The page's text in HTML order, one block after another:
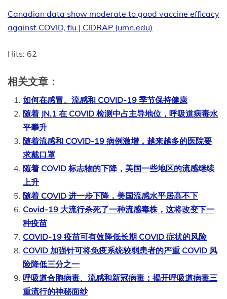
Canadian data show moderate to good vaccine efficacy
against COVID, flu | CIDRAP (umn.edu)
Hits: 62
相关文章：
如何在感冒、流感和 COVID-19 季节保持健康
随着 JN.1 在 COVID 检测中占主导地位，呼吸道病毒水
平攀升
随着流感和 COVID-19 病例激增，越来越多的医院要
求戴口罩
随着 COVID 标志物的下降，美国一些地区的流感继续
上升
随着 COVID 进一步下降，美国流感水平居高不下
Covid-19 大流行杀死了一种流感毒株，这将改变下一
种疫苗
COVID-19 疫苗可有效降低长期 COVID 症状的风险
COVID 加强针可将免疫系统较弱患者的严重 COVID 风
险降低三分之一
呼吸道合胞病毒、流感和新冠病毒：揭开呼吸道病毒三
重流行的神秘面纱